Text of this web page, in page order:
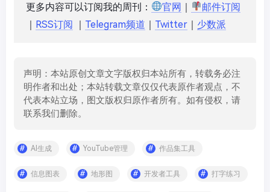
更多内容可以订阅我的周刊： 官网 ｜
邮件订阅
｜ RSS订阅 ｜ Telegram频道 ｜ Twitter ｜ 少数派
声明：本站原创文章文字版权归本站所有，转载务必注
明作者和出处；本站转载文章仅仅代表原作者观点，不
代表本站立场，图文版权归原作者所有。如有侵权，请
联系我们删除。
AI生成 YouTube管理 作品集工具
信息图表 地形图 开发者工具 打字练习